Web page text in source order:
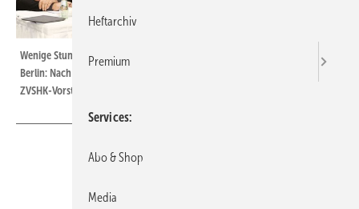
Wenige Stunden nach der Verabschiedung des Koalitionsvertrages in
Berlin: Nach ­vielen politischen Gesprächen und Wahlprüfsteinen hatte der
ZVSHK-Vorstand mehr von den politischen Entwicklungen erwartet.
Heftarchiv
Premium
Services
Abo & Shop
Media